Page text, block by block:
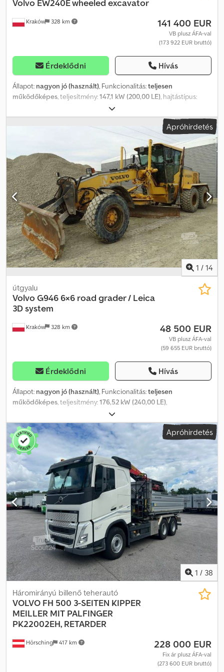
Kraków 328 km
Volvo EW240E wheeled excavator
141 400 EUR
VB plusz ÁFA-val
(173 922 EUR bruttó)
Érdeklődni Hívás
Állapot: nagyon jó (használt), Funkcionalitás:teljesen
működőképes, teljesítmény:147,1 kW (200,00 LE), hajtástípus:
, üzemanyagtípus:dízel
tengelyelrendezés:4x4, Gyártási év:2021, üzemórák:6 000 h,
fülke, légkondicionálás, összkerékhajtás, Volvo
EW240E gumikerekes kotrógép 2021-es év 6000 munkaóra
Műszaki adatok Súlya 26500 kg 6 hengeres motor 200 LE
Dwedpjzrfx Hjfx Agxsa 4×4 Központi kenés Légkondicionált kabin
Rádió Hidrosztatikus sebességváltó Műszaki és vizuális állapota
kiváló
Apróhirdetés
1 / 14
Kraków 328 km
útgyalu
VolvoG946 6×6 road grader / Leica
3D system
48 500 EUR
VB plusz ÁFA-val
(59 655 EUR bruttó)
Érdeklődni Hívás
Állapot: nagyon jó (használt), Funkcionalitás:teljesen
működőképes, teljesítmény:176,52 kW (240,00 LE),
sárga, saját tömeg:
tengelyelrendezés:6x6, Gyártási év:2007, üzemórák:13 000 h,
Volvo G946 6×6 útgyalu / Leica 3D rendszer / csoroszlya /
buldózer 2007-es év 13000 MTH Dwodozrfxyepfx Agxea Műszaki
adatok Súlya 20430 kg Teljesítmény 240 LE Méretek Hossza 900
cm szélessége 300 cm Magasság 323 cm Leica 3D rendszer
csoroszlya Bulldózer Műszaki és vizuális állapota nagyon jó
Apróhirdetés
1 / 38
Hörsching 417 km
Háromirányú billenő teherautó
VOLVO FH 500 3-SEITEN KIPPER
MEILLER MIT PALFINGER
PK22002EH, RETARDER
228 000 EUR
Fix ár plusz ÁFA-val
(273 600 EUR bruttó)